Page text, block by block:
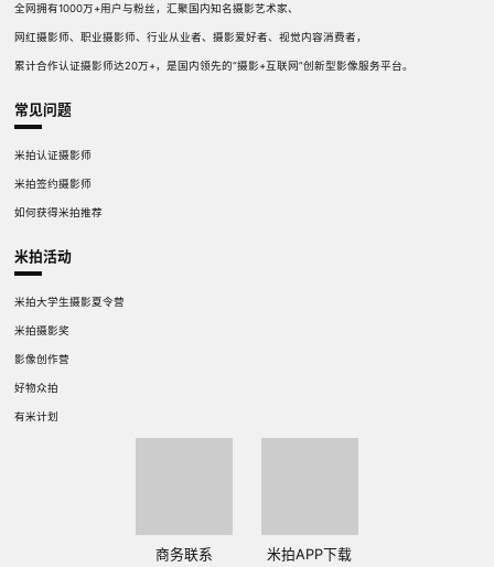
全网拥有1000万+用户与粉丝，汇聚国内知名摄影艺术家、
网红摄影师、职业摄影师、行业从业者、摄影爱好者、视觉内容消费者，
累计合作认证摄影师达20万+，是国内领先的“摄影+互联网”创新型影像服务平台。
常见问题
米拍认证摄影师
米拍签约摄影师
如何获得米拍推荐
米拍活动
米拍大学生摄影夏令营
米拍摄影奖
影像创作营
好物众拍
有米计划
商务联系 米拍APP下载